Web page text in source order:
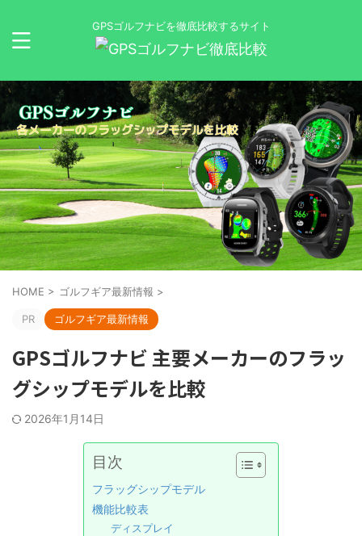
GPSゴルフナビを徹底比較するサイト
HOME > ゴルフギア最新情報 >
PR ゴルフギア最新情報
GPSゴルフナビ 主要メーカーのフラッ
グシップモデルを比較
2026年1月14日
目次
フラッグシップモデル
機能比較表
ディスプレイ